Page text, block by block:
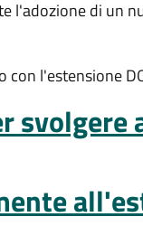
l'adozione di
l'estensione